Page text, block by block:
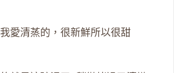
愛清蒸的，很新鮮所以很甜